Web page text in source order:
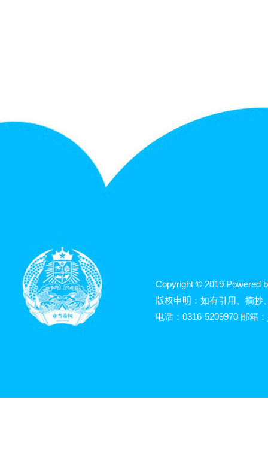
Copyright © 2019 Powered
版权申明：如有引用、摘抄
电话：0316-5209970 邮箱